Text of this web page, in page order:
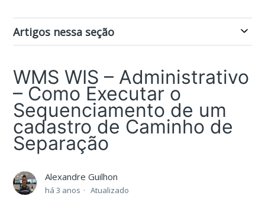
Artigos nessa seção
WMS WIS – Administrativo
– Como Executar o
Sequenciamento de um
cadastro de Caminho de
Separação
Alexandre Guilhon
há 3 anos Atualizado